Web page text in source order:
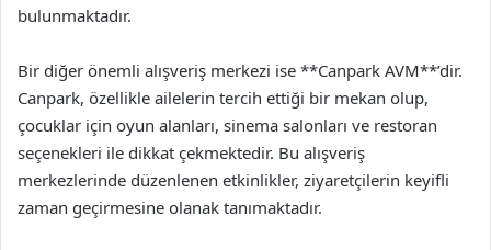
bulunmaktadır.
Bir diğer önemli alışveriş merkezi ise **Canpark AVM**’dir.
Canpark, özellikle ailelerin tercih ettiği bir mekan olup,
çocuklar için oyun alanları, sinema salonları ve restoran
seçenekleri ile dikkat çekmektedir. Bu alışveriş
merkezlerinde düzenlenen etkinlikler, ziyaretçilerin keyifli
zaman geçirmesine olanak tanımaktadır.